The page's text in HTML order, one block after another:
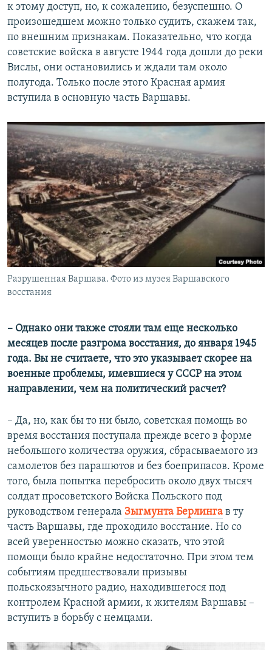
к этому доступ, но, к сожалению, безуспешно. О
произошедшем можно только судить, скажем так,
по внешним признакам. Показательно, что когда
советские войска в августе 1944 года дошли до реки
Вислы, они остановились и ждали там около
полугода. Только после этого Красная армия
вступила в основную часть Варшавы.
Разрушенная Варшава. Фото из музея Варшавского
восстания
– Однако они также стояли там еще несколько
месяцев после разгрома восстания, до января 1945
года. Вы не считаете, что это указывает скорее на
военные проблемы, имевшиеся у СССР на этом
направлении, чем на политический расчет?
– Да, но, как бы то ни было, советская помощь во
время восстания поступала прежде всего в форме
небольшого количества оружия, сбрасываемого из
самолетов без парашютов и без боеприпасов. Кроме
того, была попытка перебросить около двух тысяч
солдат просоветского Войска Польского под
руководством генерала Зыгмунта Берлинга в ту
часть Варшавы, где проходило восстание. Но со
всей уверенностью можно сказать, что этой
помощи было крайне недостаточно. При этом тем
событиям предшествовали призывы
польскоязычного радио, находившегося под
контролем Красной армии, к жителям Варшавы –
вступить в борьбу с немцами.